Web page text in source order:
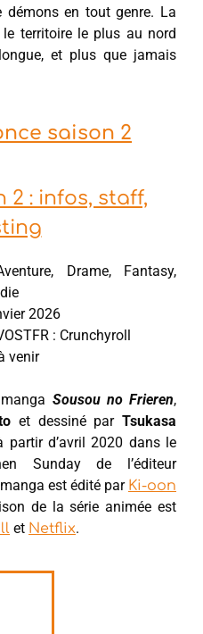
démons en tout genre. La
le territoire le plus au nord
et plus que jamais
saison 2
2 : infos, staff,
Drame, Fantasy,
2026
: Crunchyroll
venir
Sousou no Frieren,
et dessiné parTsukasa
partir d’avril 2020 dans le
Sunday de l’éditeur
est édité par Ki-oon
de la série animée est
et Netflix.